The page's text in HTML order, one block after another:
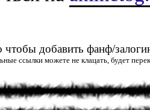
чтобы добавить фанф/
ссылки можете не клацать, будет